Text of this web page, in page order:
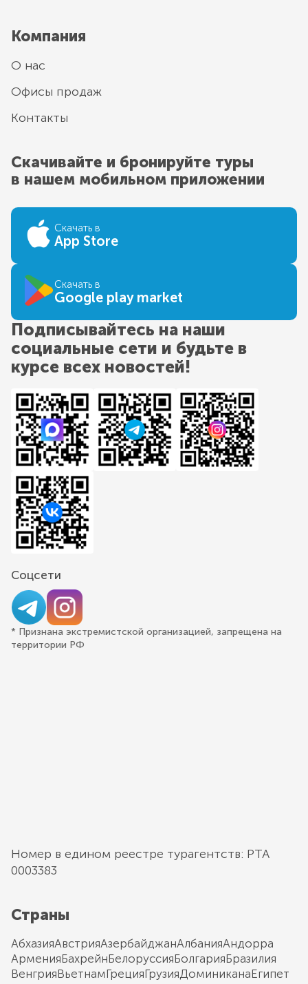
Компания
О нас
Офисы продаж
Контакты
Скачивайте и бронируйте туры
в нашем мобильном приложении
Скачать в
App Store
Скачать в
Google play market
Подписывайтесь на наши
социальные сети и будьте в
курсе всех новостей!
Соцсети
* Признана экстремистской организацией, запрещена на
территории РФ
Номер в едином реестре турагентств: РТА
0003383
Страны
АбхазияАвстрияАзербайджанАлбанияАндорра
АрменияБахрейнБелоруссияБолгарияБразилия
ВенгрияВьетнамГрецияГрузияДоминиканаЕгипет